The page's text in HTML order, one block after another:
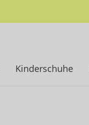
Kinderschuhe